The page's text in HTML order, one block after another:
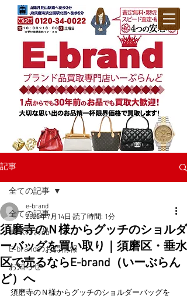
記事
全ての記事
買取のお品
E-brandのお得情報
お知らせ
全ての記事
須磨寺のＮ様からグッチのショルダ
ーバッグを買い取り｜須磨区・垂水
区で売るならE-brand（いーぶらん
ど）へ
e-brand
2022年7月14日 読了時間: 1分
須磨寺のＮ様からグッチのショルダーバッグを